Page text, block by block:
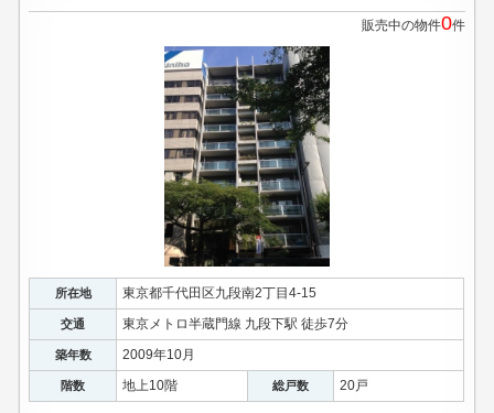
販売中の物件0件
所在地 東京都千代田区九段南2丁目4-15
交通 東京メトロ半蔵門線 九段下駅 徒歩7分
築年数 2009年10月
階数 地上10階 総戸数 20戸